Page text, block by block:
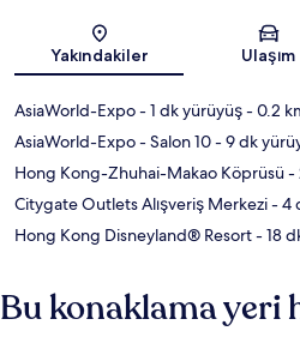
Yakındakiler Ulaşım
AsiaWorld-Expo- 1 dk yürüyüş- 0.2
AsiaWorld-Expo - Salon 10- 9 dk
Hong Kong-Zhuhai-Makao Köprüsü-
Citygate Outlets Alışveriş Merkezi- 4
Hong Kong Disneyland® Resort- 18
Bu konaklama yeri